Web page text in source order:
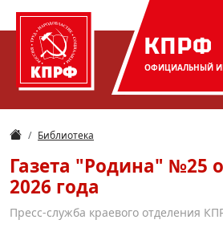
КПРФ
ОФИЦИАЛЬНЫЙ
Библиотека
Газета "Родина" №25
2026 года
Пресс-служба краевого отделения